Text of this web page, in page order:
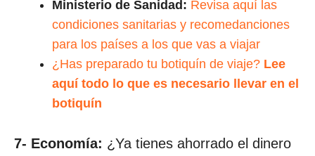
Ministerio de Sanidad: Revisa aquí las
condiciones sanitarias y recomedanciones
para los países a los que vas a viajar
¿Has preparado tu botiquín de viaje? Lee
aquí todo lo que es necesario llevar en el
botiquín
7- Economía: ¿Ya tienes ahorrado el dinero